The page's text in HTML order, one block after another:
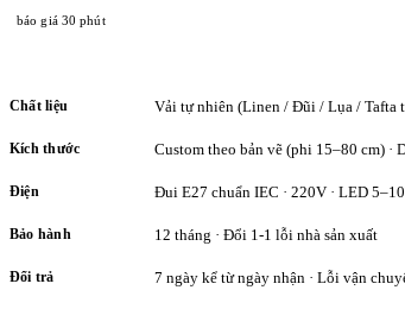
báo giá 30 phút
Chất liệu Vải tự nhiên (Linen / Đũi / Lụa / Tafta
Kích thước Custom theo bản vẽ (phi 15–80 cm) ·
Điện Đui E27 chuẩn IEC · 220V · LED
Bảo hành 12 tháng · Đổi 1-1 lỗi nhà sản xuất
Đổi trả 7 ngày kể từ ngày nhận · Lỗi vận